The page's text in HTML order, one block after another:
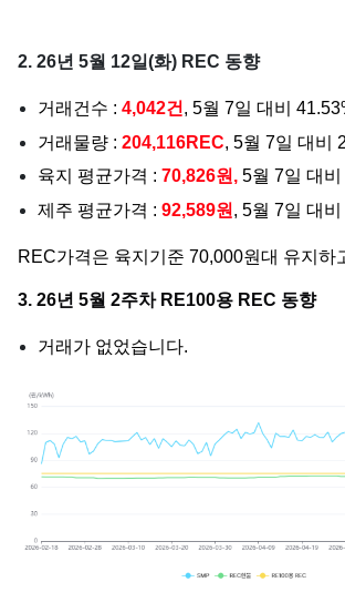
2. 26년 5월 12일(화) REC 동향
거래건수 : 4,042건 , 5월 7일 대비
거래물량 : 204,116REC, 5월 7일 대비
육지 평균가격 : 70,826원, 5월 7일 대
제주 평균가격 : 92,589원 , 5월 7일 대
REC가격은 육지기준 70,000원대 유지하
3. 26년 5월 2주차 RE100용 REC 동향
거래가 없었습니다.